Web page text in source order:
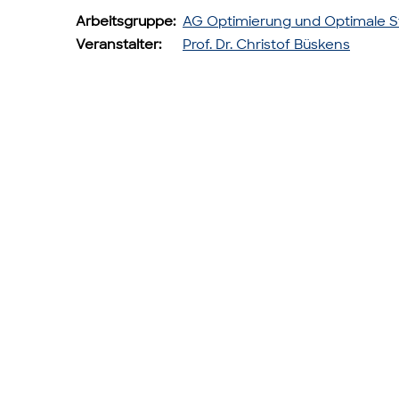
Arbeitsgruppe: AG Optimierung und Optimale
Veranstalter:
Prof. Dr. Christof Büskens